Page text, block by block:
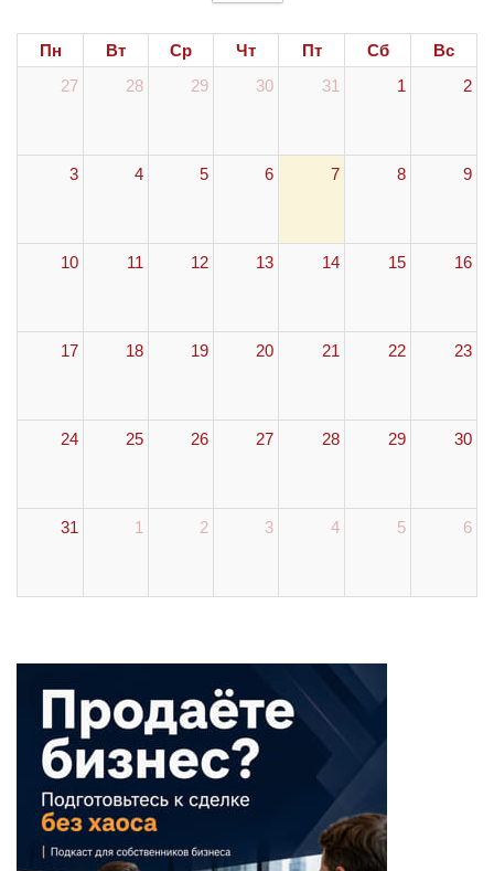
Пн Вт Ср Чт Пт Сб
Вс
27
28 29 30 31 1 2
3 4 5 6 7 8 9
10 11 12 13 14 15 16
17 18 19 20 21 22 23
24 25 26 27 28 29 30
31 1 2 3 4 5 6